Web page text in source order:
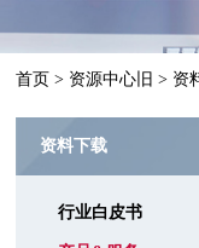
首页 > 资源中心旧 > 资
资料下载
行业白皮书